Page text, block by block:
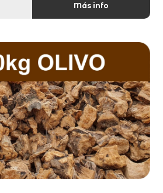
Más info